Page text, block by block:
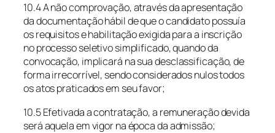
10.4 A não comprovação, através da apresentação
da documentação hábil de que o candidato possuía
os requisitos e habilitação exigida para a inscrição
no processo seletivo simplificado, quando da
convocação, implicará na sua desclassificação, de
forma irrecorrível, sendo considerados nulos todos
os atos praticados em seu favor;
10.5 Efetivada a contratação, a remuneração devida
será aquela em vigor na época da admissão;